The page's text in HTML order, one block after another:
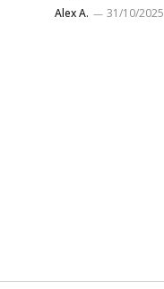
Alex A. 31/10/2025